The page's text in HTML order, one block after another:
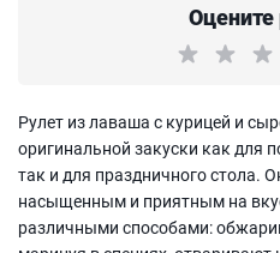
Оцените
Рулет из лаваша с курицей и
оригинальной закуски как для
так и для праздничного стола.
насыщенным и приятным на
различными способами: